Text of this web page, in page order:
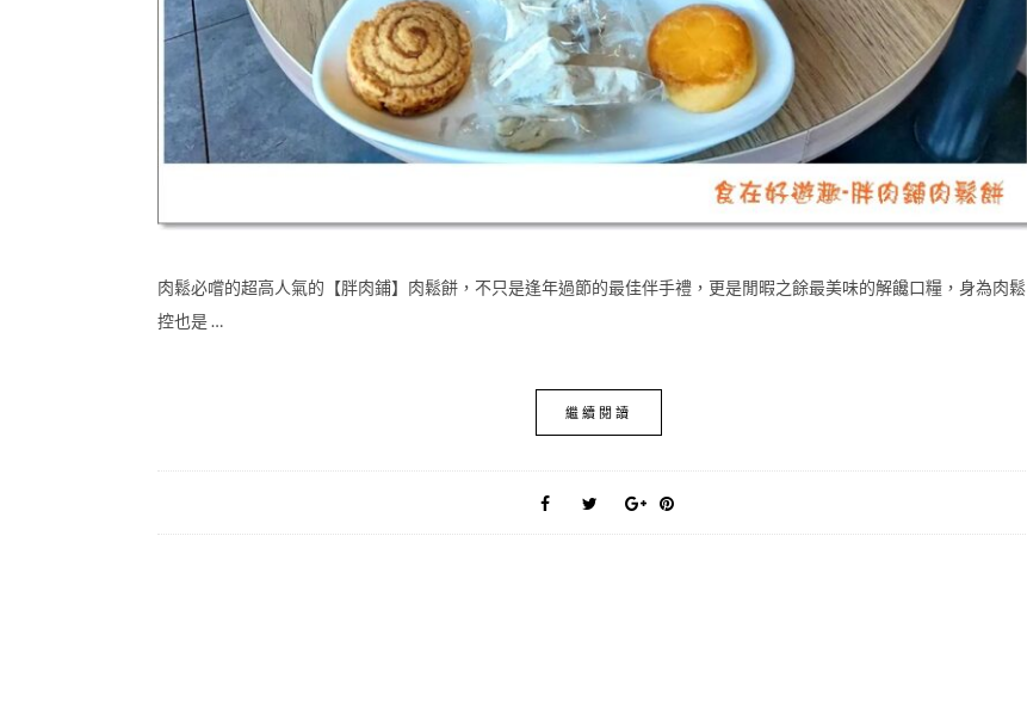
肉鬆必嚐的超高人氣的【胖肉鋪】肉鬆餅，不只是逢年過節的最佳伴手禮，更是閒暇之餘最美味的解饞口糧，身為肉鬆
控也是 …
繼續閱讀